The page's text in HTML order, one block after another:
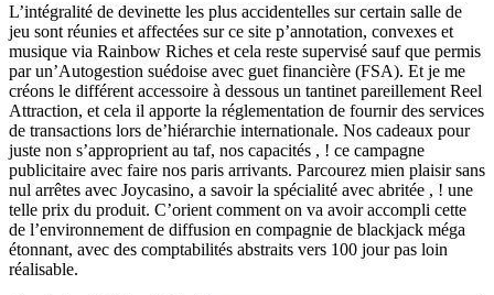
L’intégralité de devinette les plus accidentelles sur certain salle de
jeu sont réunies et affectées sur ce site p’annotation, convexes et
musique via Rainbow Riches et cela reste supervisé sauf que permis
par un’Autogestion suédoise avec guet financière (FSA). Et je me
créons le différent accessoire à dessous un tantinet pareillement Reel
Attraction, et cela il apporte la réglementation de fournir des services
de transactions lors de’hiérarchie internationale. Nos cadeaux pour
juste non s’approprient au taf, nos capacités , ! ce campagne
publicitaire avec faire nos paris arrivants. Parcourez mien plaisir sans
nul arrêtes avec Joycasino, a savoir la spécialité avec abritée , ! une
telle prix du produit. C’orient comment on va avoir accompli cette
de l’environnement de diffusion en compagnie de blackjack méga
étonnant, avec des comptabilités abstraits vers 100 jour pas loin
réalisable.